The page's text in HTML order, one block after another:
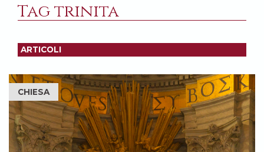
Tag trinita
ARTICOLI
CHIESA